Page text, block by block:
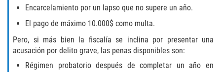
PROP 36
SALES / TRANSPORTATION
EXPUNGEMENT
Encarcelamiento por un lapso que no supere un año.
El pago de máximo 10.000$ como multa.
Pero, si más bien la fiscalía se inclina por presentar una
acusación por delito grave, las penas disponibles son:
Régimen probatorio después de completar un año en